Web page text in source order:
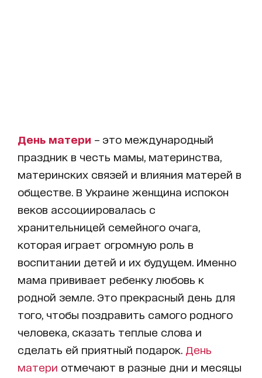
День матери – это международный
праздник в честь мамы, материнства,
материнских связей и влияния матерей в
обществе. В Украине женщина испокон
веков ассоциировалась с
хранительницей семейного очага,
которая играет огромную роль в
воспитании детей и их будущем. Именно
мама прививает ребенку любовь к
родной земле. Это прекрасный день для
того, чтобы поздравить самого родного
человека, сказать теплые слова и
сделать ей приятный подарок. День
матери отмечают в разные дни и месяцы